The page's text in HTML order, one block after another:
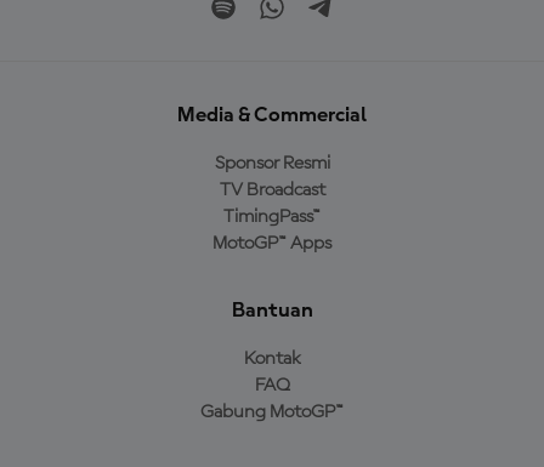
Media & Commercial
Sponsor Resmi
TV Broadcast
TimingPass™
MotoGP™ Apps
Bantuan
Kontak
FAQ
Gabung MotoGP™